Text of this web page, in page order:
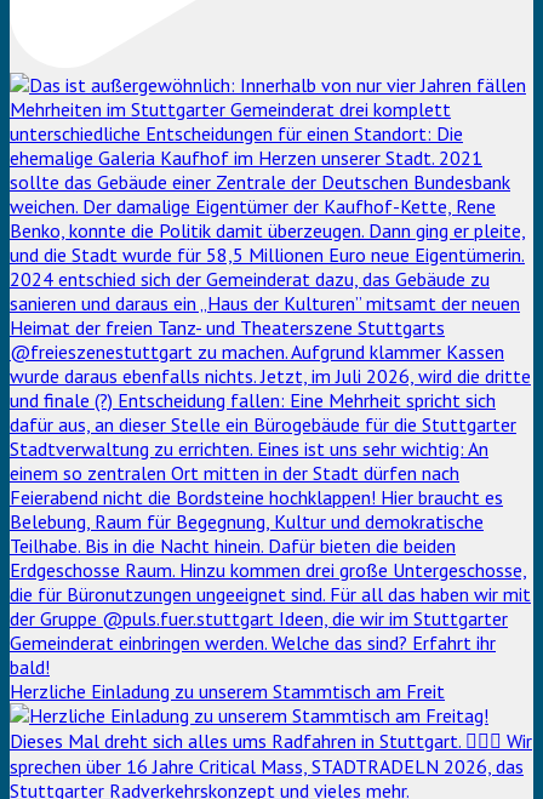
Herzliche Einladung zu unserem Stammtisch am Freit